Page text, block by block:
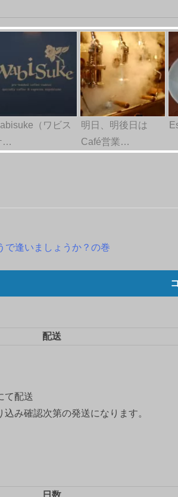
（ワビス
…
明日、明後日は
Café営業…
で逢いましょうか？の巻
配送
て配送
み確認次第の発送になります。
日数